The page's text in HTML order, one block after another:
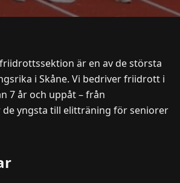
är en av de största
i Skåne. Vi bedriver friidrott i
7 år och uppåt – från
yngsta till elitträning för seniorer